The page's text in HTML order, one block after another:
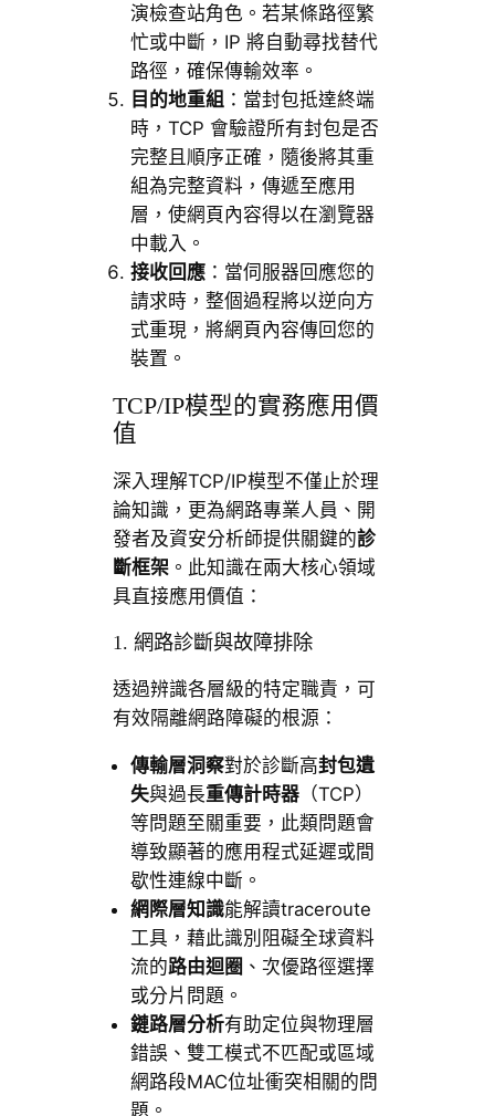
演檢查站角色。若某條路徑繁
忙或中斷，IP 將自動尋找替代
路徑，確保傳輸效率。
目的地重組 ：當封包抵達終端
時，TCP 會驗證所有封包是否
完整且順序正確，隨後將其重
組為完整資料，傳遞至應用
層，使網頁內容得以在瀏覽器
中載入。
接收回應：當伺服器回應您的
請求時，整個過程將以逆向方
式重現，將網頁內容傳回您的
裝置。
TCP/IP模型的實務應用價
值
深入理解TCP/IP模型不僅止於理
論知識，更為網路專業人員、開
發者及資安分析師提供關鍵的診
斷框架。此知識在兩大核心領域
具直接應用價值：
1. 網路診斷與故障排除
透過辨識各層級的特定職責，可
有效隔離網路障礙的根源：
傳輸層洞察對於診斷高封包遺
失與過長重傳計時器（TCP）
等問題至關重要，此類問題會
導致顯著的應用程式延遲或間
歇性連線中斷。
網際層知識能解讀traceroute
工具，藉此識別阻礙全球資料
流的路由迴圈 、次優路徑選擇
或分片問題。
鏈路層分析有助定位與物理層
錯誤、雙工模式不匹配或區域
網路段MAC位址衝突相關的問
題。